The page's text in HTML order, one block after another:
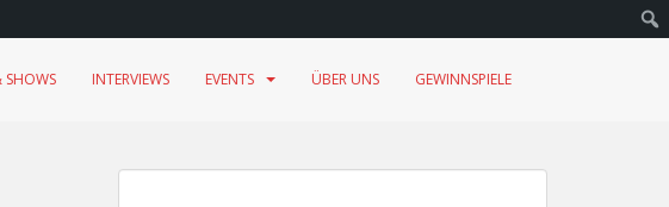
SHOWS INTERVIEWS EVENTS ÜBER UNS GEWINNSPIELE